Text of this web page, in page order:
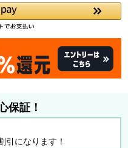
保証！
引になります！